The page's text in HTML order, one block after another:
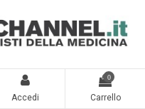
Accedi
0
Carrello